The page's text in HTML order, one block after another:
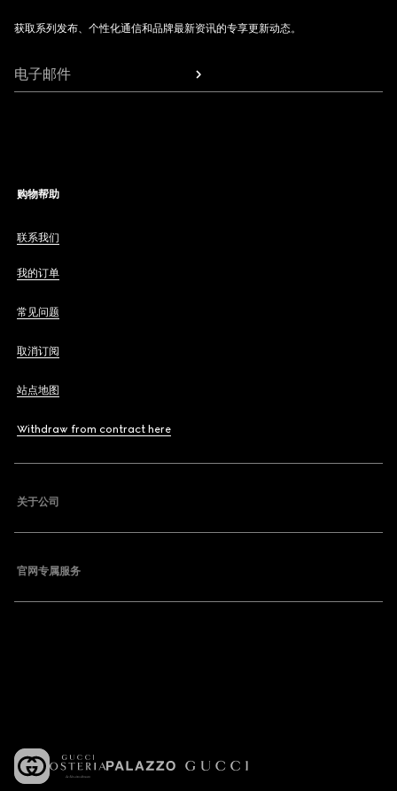
获取系列发布、个性化通信和品牌最新资讯的专享更新动态。
电子邮件
购物帮助
联系我们
我的订单
常见问题
取消订阅
站点地图
Withdraw from contract here
关于公司
官网专属服务